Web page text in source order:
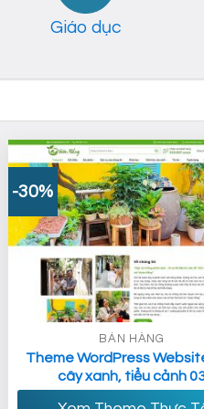
Giáo dục
-30%
BÁN HÀNG
Theme WordPress
cây xanh, tiểu cảnh